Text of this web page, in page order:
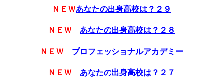
ＮＥＷあなたの出身高校は？２９
ＮＥＷ あなたの出身高校は？２８
ＮＥＷ プロフェッショナルアカデミー
ＮＥＷ あなたの出身高校は？２７